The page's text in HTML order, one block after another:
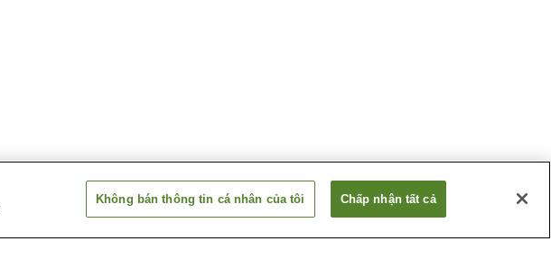
Không bán thông tin cá nhân của tôi Chấp nhận tất cả